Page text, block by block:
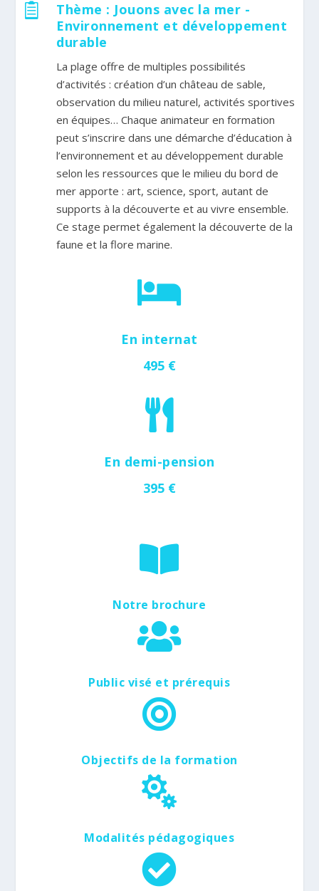

Thème : Jouons avec la mer -
Environnement et développement
durable
La plage offre de multiples possibilités
d’activités : création d’un château de sable,
observation du milieu naturel, activités sportives
en équipes… Chaque animateur en formation
peut s’inscrire dans une démarche d’éducation à
l’environnement et au développement durable
selon les ressources que le milieu du bord de
mer apporte : art, science, sport, autant de
supports à la découverte et au vivre ensemble.
Ce stage permet également la découverte de la
faune et la flore marine.

En internat
495 €

En demi-pension
395 €

Notre brochure

Public visé et prérequis

Objectifs de la formation

Modalités pédagogiques
